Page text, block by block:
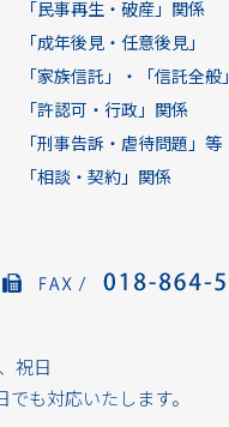
「民事再生・破産」関係
「成年後見・任意後見」
「家族信託」・「信託全般」
「許認可・行政」関係
「刑事告訴・虐待問題」等
「相談・契約」関係
祝日
も対応いたします。